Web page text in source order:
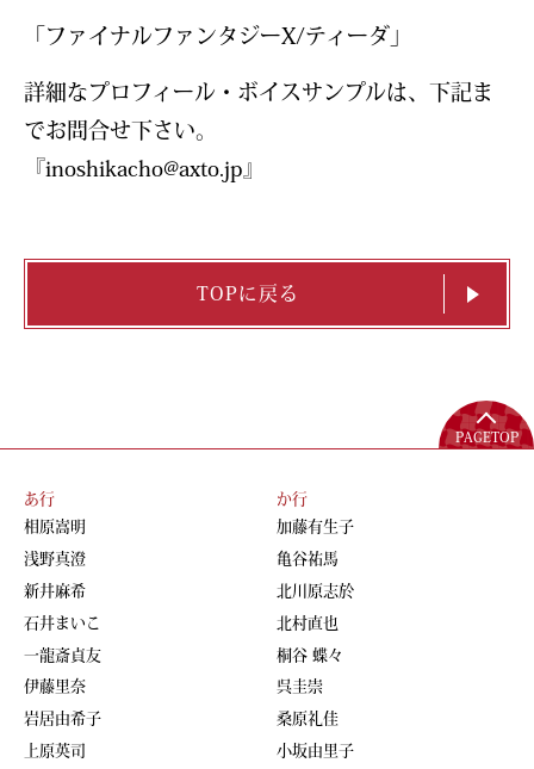
「ファイナルファンタジーX/ティーダ」
詳細なプロフィール・ボイスサンプルは、下記ま
でお問合せ下さい。
『inoshikacho@axto.jp』
TOPに戻る
PAGETOP
あ行
相原嵩明
浅野真澄
新井麻希
石井まいこ
一龍斎貞友
伊藤里奈
岩居由希子
上原英司
か行
加藤有生子
亀谷祐馬
北川原志於
北村直也
桐谷 蝶々
呉圭崇
桑原礼佳
小坂由里子